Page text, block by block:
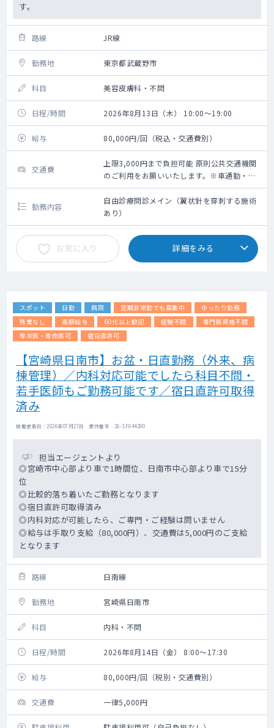
す。
路線 JR線
勤務地 東京都武蔵野市
科目 美容皮膚科・不問
日程/時間 2026年8月13日（木） 10:00～19:00
給与 80,000円/回（税込・交通費別）
交通費
上限3,000円まで負担可能 原則公共交通機関
のご利用をお願いいたします。※車通勤・タ
クシー利用要相談
勤務内容
自由診療問診メイン（翼状針を穿刺する施術
あり）
お気に入り 詳細をみる
スポット 日勤 病院 定期非常勤でも募集中
ゆったり勤務
残業なし
高額給与 60代以上歓迎 経験不問
専門医資格不問
専攻医・専修医可
宿日直許可
【宮崎県日南市】お盆・日直勤務（外来、病
棟管理）／内科対応可能でしたら科目不問・
若手医師もご勤務可能です／宿日直許可取得
済み
掲載更新日 : 2026年07月27日 案件番号 : 26-SF644280
担当エージェントより
◎宮崎市中心部より車で1時間位、日南市中心部より車で15分
位
◎比較的落ち着いたご勤務となります
◎宿日直許可取得済み
◎内科対応が可能したら、ご専門・ご経験は問いません
◎給与は手取り支給（80,000円）、交通費は5,000円のご支給
となります
路線 日南線
勤務地 宮崎県日南市
科目 内科・不問
日程/時間 2026年8月14日（金） 8:00～17:30
給与 80,000円/回（税別・交通費別）
交通費 一律5,000円